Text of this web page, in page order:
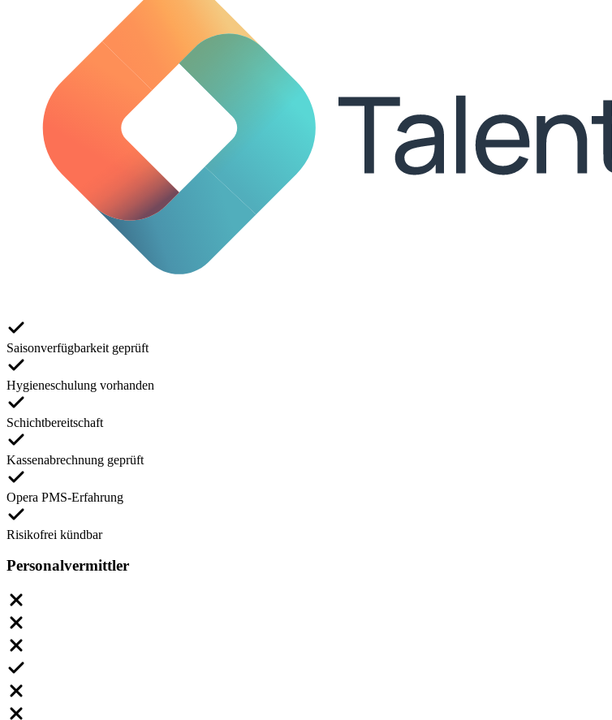
Saisonverfügbarkeit geprüft
Hygieneschulung vorhanden
Schichtbereitschaft
Kassenabrechnung geprüft
Opera PMS-Erfahrung
Risikofrei kündbar
Personalvermittler